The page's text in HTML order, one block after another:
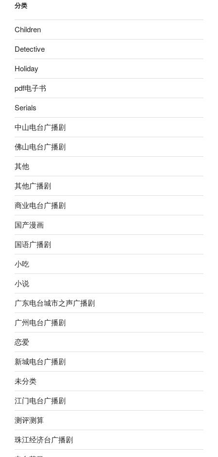
分类
Children
Detective
Holiday
pdf电子书
Serials
中山电台广播剧
佛山电台广播剧
其他
其他广播剧
商业电台广播剧
国产漫画
国语广播剧
小吃
小说
广东电台城市之声广播剧
广州电台广播剧
恋爱
新城电台广播剧
未分类
江门电台广播剧
测评测算
珠江经济台广播剧